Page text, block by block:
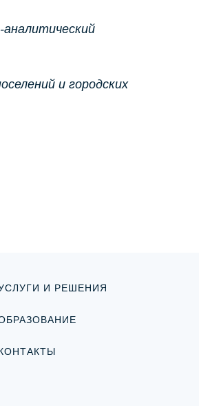
и городских
И РЕШЕНИЯ